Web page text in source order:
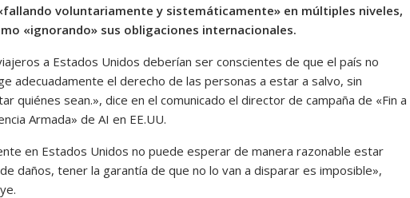
voluntariamente y sistemáticamente» en múltiples niveles,
«ignorando» sus obligaciones internacionales.
a Estados Unidos deberían ser conscientes de que el país no
adecuadamente el derecho de las personas a estar a salvo, sin
quiénes sean.», dice en el comunicado el director de campaña de «Fin a
Armada» de AI en EE.UU.
en Estados Unidos no puede esperar de manera razonable estar
daños, tener la garantía de que no lo van a disparar es imposible»,